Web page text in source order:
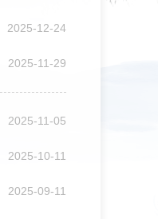
2025-12-24
2025-11-29
2025-11-05
2025-10-11
2025-09-11